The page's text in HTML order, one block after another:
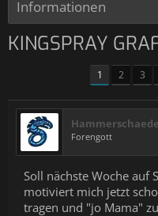
Informationen
KINGSPRAY
1 2 3
Forengott
Soll nächste Woche auf
motiviert mich jetzt
tragen und "jo Mama"